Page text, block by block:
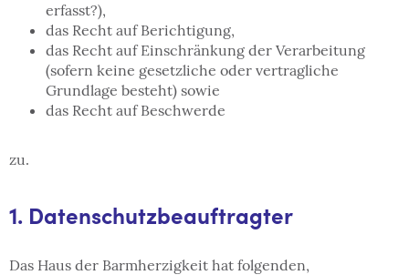
erfasst?),
das Recht auf Berichtigung,
das Recht auf Einschränkung der Verarbeitung
(sofern keine gesetzliche oder vertragliche
Grundlage besteht) sowie
das Recht auf Beschwerde
zu.
1. Datenschutzbeauftragter
Das Haus der Barmherzigkeit hat folgenden,